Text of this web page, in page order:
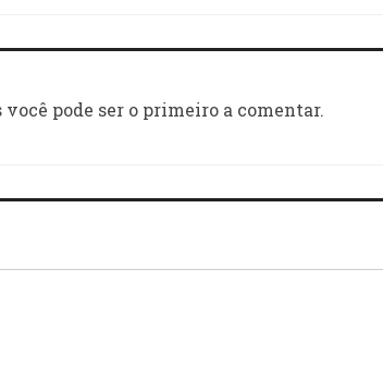
pode ser o primeiro a comentar.